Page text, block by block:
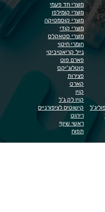
מוצרי חד פעמי
מוצרי קומילפו
מוצרי קוסמטיקה
מוצרי קודי
מוצרי סטאקלס
חומרי חיטוי
נייל קריאטיביטי
פארם פוט
פוטלוג'יקס
פצירות
קארט
קויו
קויו לק ג'ל
קישוטים לציפורניים
ריהוט
ראשי שיוף
תפוח